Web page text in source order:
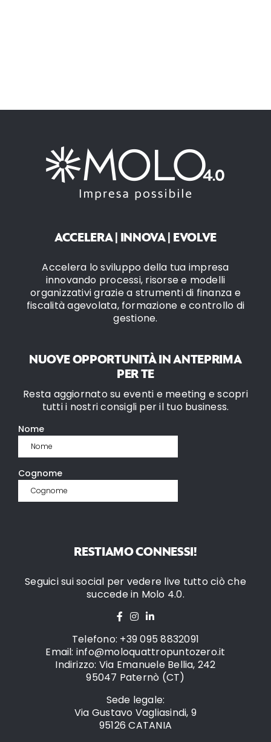
ACCELERA | INNOVA | EVOLVE
Accelera lo sviluppo della tua impresa
innovando processi, risorse e modelli
organizzativi grazie a strumenti di finanza e
fiscalità agevolata, formazione e controllo di
gestione.
NUOVE OPPORTUNITÀ IN ANTEPRIMA
PER TE
Resta aggiornato su eventi e meeting e scopri
tutti i nostri consigli per il tuo business.
RESTIAMO CONNESSI!
Seguici sui social per vedere live tutto ciò che
succede in Molo 4.0.
Telefono: +39 095 8832091
Email: info@moloquattropuntozero.it
Indirizzo: Via Emanuele Bellia, 242
95047 Paternò (CT)
Sede legale:
Via Gustavo Vagliasindi, 9
95126 CATANIA